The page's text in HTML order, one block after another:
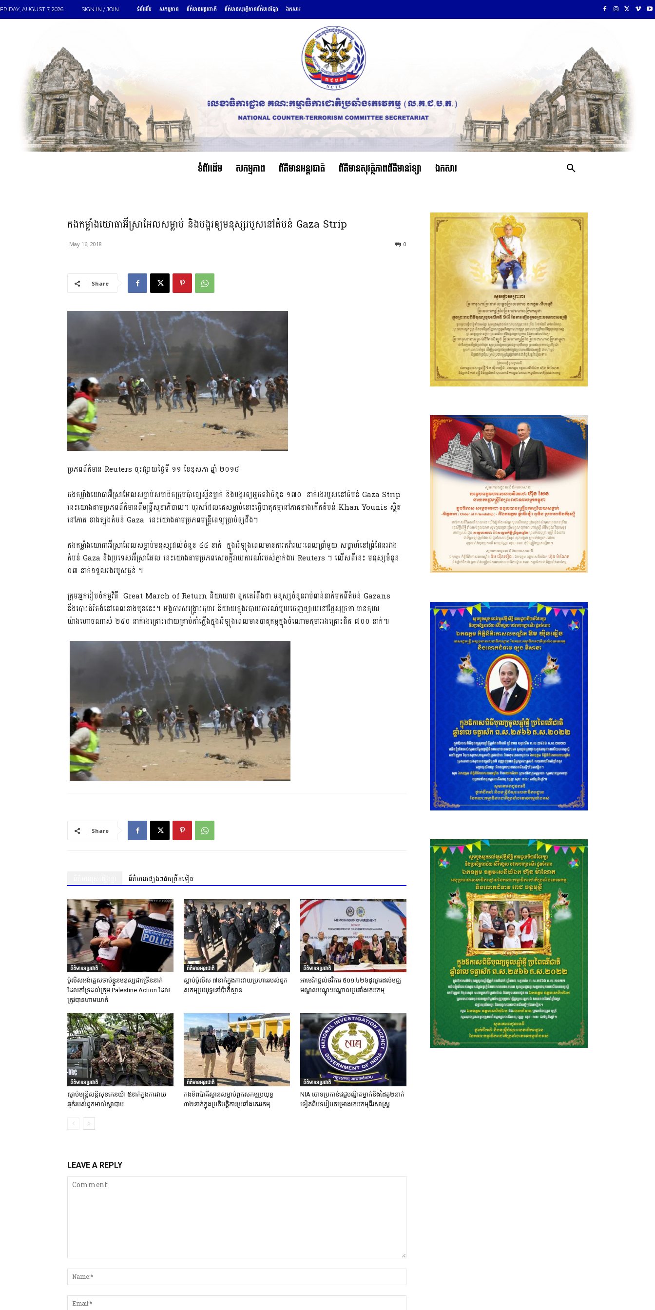
FRIDAY, AUGUST 7, 2026 SIGN IN / JOIN ទំព័រដើម សកម្មភាព ព័ត៌មានអន្តរជាតិ ព័ត៌មានសុវត្ថិភាពព័ត៌មានវិទ្យា ឯកសារ
ទំព័រដើម សកម្មភាព ព័ត៌មានអន្តរជាតិ ព័ត៌មានសុវត្ថិភាពព័ត៌មានវិទ្យា ឯកសារ
កងកម្លាំងយោធាអ៊ីស្រាអែលសម្លាប់ និងបង្ករឲ្យមនុស្សរបួសនៅតំបន់ Gaza Strip
May 16, 2018 0
Share
ប្រភពព័ត៌មាន Reuters ចុះផ្សាយថ្ងៃទី ១១ ខែឧសភា ឆ្នាំ ២០១៨
កងកម្លាំងយោធាអ៊ីស្រាអែលសម្លាប់សមាជិកក្រុមប៉ាឡេស្ទីនម្នាក់ និងបង្ករឲ្យអ្នកតវ៉ាចំនួន ១៧០ នាក់រងរបួសនៅតំបន់ Gaza Strip
នេះយោងតាមប្រភពព័ត៌មានពីមន្រ្តីសុខាភិបាល។ បុរសដែលគេសម្លាប់នោះធ្វើបាតុកម្មនៅភាគខាងកើតតំបន់ Khan Younis ស្ថិត
នៅភាគ ខាងត្បូងតំបន់ Gaza នេះយោងតាមប្រភពមន្ត្រីពេទ្យប្រាប់ឲ្យដឹង។
កងកម្លាំងយោធាអ៊ីស្រាអែលសម្លាប់មនុស្សដល់ចំនួន ៤៤ នាក់ ក្នុងអំឡុងពេលមានការតវ៉ា​រយៈពេលប្រាំមួយ សប្តាហ៍នៅព្រំដែនរវាង
តំបន់ Gaza និងប្រទេសអ៊ីស្រាអែល នេះយោងតាមប្រភពសេចក្តីរាយការណ៍របស់ភ្នាក់ងារ Reuters ។ លើសពីនេះ មនុស្សចំនួន
០៧ នាក់ទទួលរងរបួសធ្ងន់ ។
ក្រុមអ្នករៀបចំកម្មវិធី Great March of Return និយាយថា ពួកគេរំពឹងថា មនុស្សចំនួន​រាប់​ពាន់នាក់មកពីតំបន់ Gazans
នឹងបោះជំរំតង់នៅពេលខាងមុខនេះ។ អង្គការសង្គ្រោះកុមារ និយាយក្នុងរបាយការណ៍មួយចេញផ្សាយនៅថ្ងៃសុក្រថា មានកុមារ
យ៉ាងហោចណាស់ ២៥០ នាក់រងគ្រោះដោយគ្រាប់កាំភ្លើងក្នុងអំឡុងពេលមានបាតុកម្មក្នុងចំណោមកុមាររងគ្រោះជិត ៧០០ នាក់៕
Share
ព័ត៌មានផ្សេងៗជាច្រើនទៀត
ព័ត៌មានអន្តរជាតិ
ប៉ូលិសអង់គ្លេសចាប់ខ្លួនមនុស្សជាច្រើននាក់
ដែលគាំទ្រដល់ក្រុម Palestine Action ដែល
ត្រូវបានហាមឃាត់
ព័ត៌មានអន្តរជាតិ
ស្លាប់ប៉ូលិស ៧នាក់ក្នុងការវាយប្រហាររបស់ពួក
សកម្មប្រយុទ្ធនៅប៉ាគីស្ថាន
ព័ត៌មានអន្តរជាតិ
អាមេរិកផ្តល់ថវិការ ៥០១.៤២៦ដុល្លារដល់មជ្ឈ
មណ្ឌលបណ្តុះបណ្តាលប្រឆាំងភេរវកម្ម
ព័ត៌មានអន្តរជាតិ
ស្លាប់មន្ត្រីសន្តិសុខកេនយ៉ា ៥នាក់ក្នុងការវាយ
ឆ្មក់របស់ពួកអាល់ស្ហាបាប
ព័ត៌មានអន្តរជាតិ
កងទ័ពប៉ាគីស្ថានសម្លាប់ពួកសកម្មប្រយុទ្ធ
៣២នាក់ក្នុងប្រតិបត្តិការប្រឆាំងភេរវកម្ម
ព័ត៌មានអន្តរជាតិ
NIA ចោទប្រកាន់វេជ្ជបណ្ឌិតម្នាក់និងដៃគូ២នាក់
ទៀតពីបទរៀបគម្រោងភេរវកម្មជីវសាស្ត្រ
LEAVE A REPLY